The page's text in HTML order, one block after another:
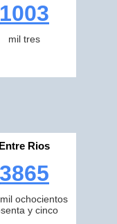
1003
mil tres
Entre Rios
3865
ochocientos
y cinco